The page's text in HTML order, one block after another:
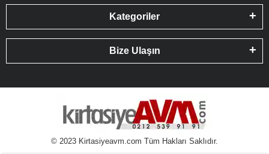
Kategoriler
Bize Ulaşın
© 2023 Kirtasiyeavm.com Tüm Hakları Saklıdır.